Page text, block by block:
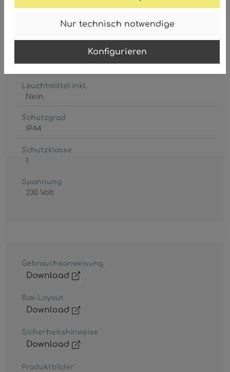
Nur technisch notwendige
Konfigurieren
Leistungsaufnahme
max. 60 Watt
Leuchtmittel inkl.
Nein
Schutzgrad
IP44
Schutzklasse
1
Spannung
230 Volt
Gebrauchsanweisung
Download
Box-Layout
Download
Sicherheitshinweise
Download
Produktbilder